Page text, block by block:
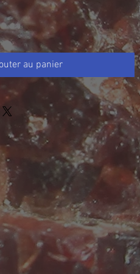
au panier